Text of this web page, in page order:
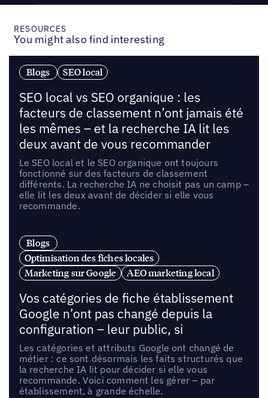
RESOURCES
You might also find interesting
Blogs SEO local
SEO local vs SEO organique : les
facteurs de classement n’ont jamais été
les mêmes – et la recherche IA lit les
deux avant de vous recommander
Le SEO local et le SEO organique ont toujours
fonctionné sur des facteurs de classement
différents. La recherche IA ne choisit pas un camp –
elle lit les deux avant de décider si elle vous
recommande.
Blogs
Optimisation des fiches locales
Marketing sur Google
AEO marketing local
Vos catégories de fiche établissement
Google n’ont pas changé depuis la
configuration – leur public, si
Les catégories et attributs Google ont changé de
métier : ce sont désormais les faits structurés que
la recherche IA lit pour décider si elle vous
recommande. Voici comment les gérer – par
établissement, à grande échelle.